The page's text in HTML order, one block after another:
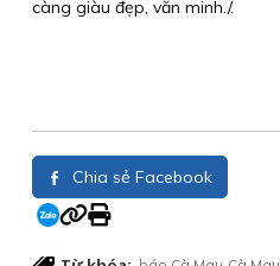
càng giàu đẹp, văn minh./.
Chia sẻ Facebook